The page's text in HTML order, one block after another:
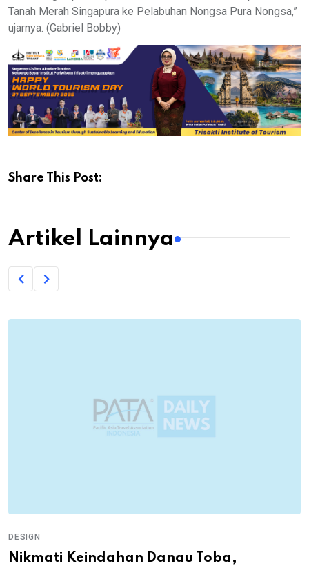
Tanah Merah Singapura ke Pelabuhan Nongsa Pura Nongsa,”
ujarnya. (Gabriel Bobby)
Share This Post:
Artikel Lainnya
DESIGN
Nikmati Keindahan Danau Toba,